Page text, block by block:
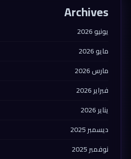
Archives
يونيو 2026
مايو 2026
مارس 2026
فبراير 2026
يناير 2026
ديسمبر 2025
نوفمبر 2025